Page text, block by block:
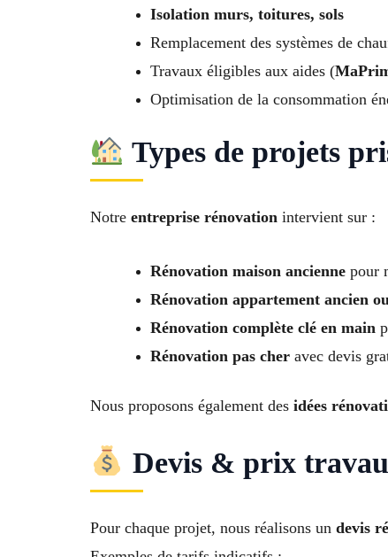
Isolation murs, toitures, sols
Remplacement des systèmes de
Travaux éligibles aux aides (
Optimisation de la consommation
Types de projets
Notre entreprise rénovation intervient sur :
Rénovation maison ancienne pour
Rénovation appartement ancien
Rénovation complète clé en main
Rénovation pas cher avec devis
Nous proposons également des idées
Devis & prix
Pour chaque projet, nous réalisons un devis